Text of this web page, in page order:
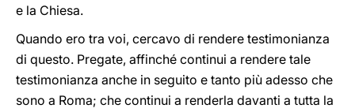
e la Chiesa.
Quando ero tra voi, cercavo di rendere testimonianza
di questo. Pregate, affinché continui a rendere tale
testimonianza anche in seguito e tanto più adesso che
sono a Roma; che continui a renderla davanti a tutta la